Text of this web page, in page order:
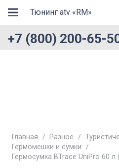
Тюнинг atv «RM»
+7 (800) 200-65-
Главная / Разное /
Гермомешки и сумки /
Гермосумка BTrace UniPro 60 л